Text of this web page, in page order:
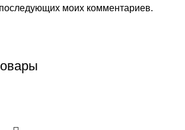
моих комментариев.